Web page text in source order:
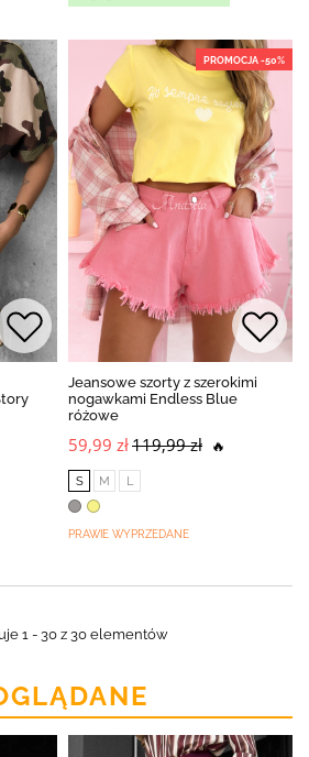
PROMOCJA -50%
Jeansowe szorty z szerokimi
nogawkami Endless Blue
różowe
59,99 zł119,99 zł 🔥
S M L
PRAWIE WYPRZEDANE
1 - 30 z 30 elementów